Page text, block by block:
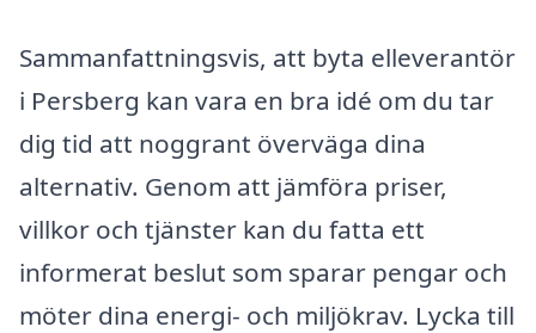
Sammanfattningsvis, att byta elleverantör
i Persberg kan vara en bra idé om du tar
dig tid att noggrant överväga dina
alternativ. Genom att jämföra priser,
villkor och tjänster kan du fatta ett
informerat beslut som sparar pengar och
möter dina energi- och miljökrav. Lycka till